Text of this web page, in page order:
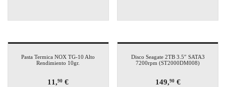
Pasta Termica NOX TG-10 Alto
Rendimiento 10gr.
11,90 €
Disco Seagate 2TB 3.5″ SATA3
7200rpm (ST2000DM008)
149,90€